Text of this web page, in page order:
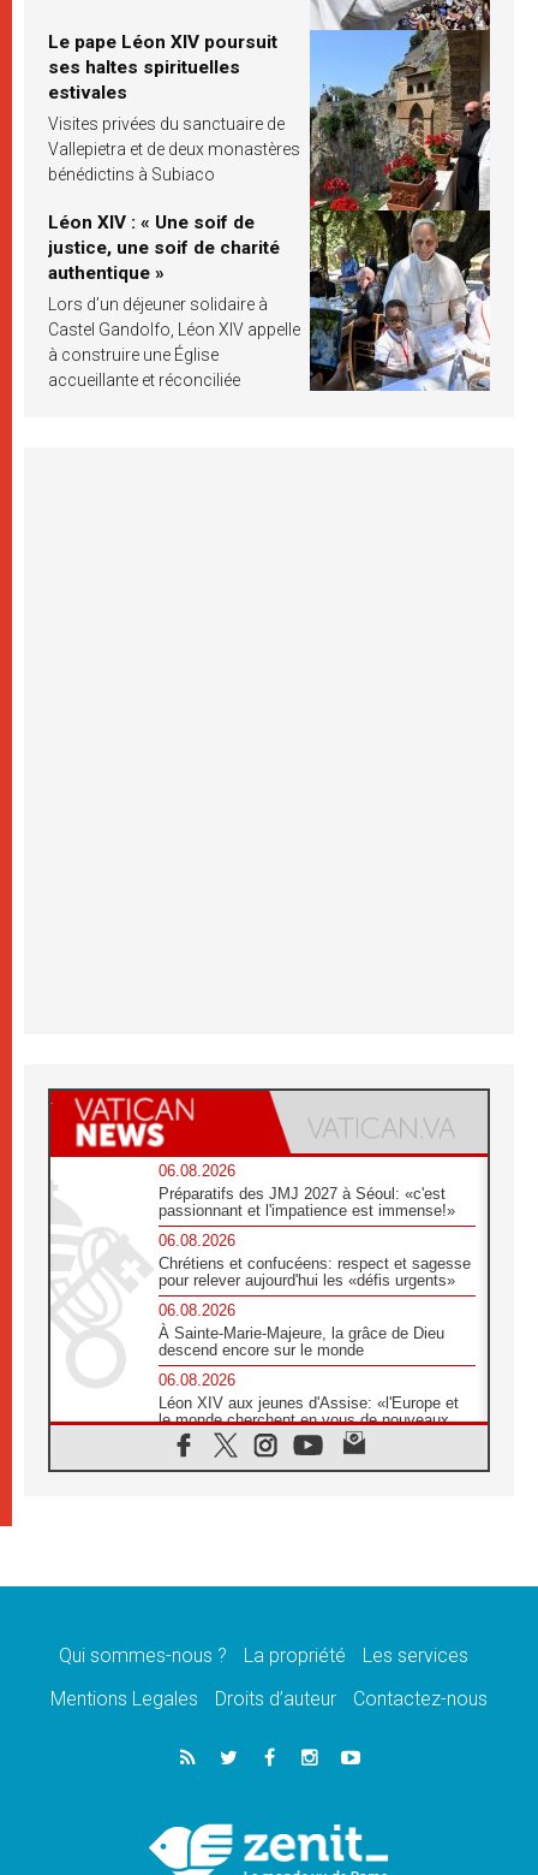
Le pape Léon XIV poursuit
ses haltes spirituelles
estivales
Visites privées du sanctuaire de
Vallepietra et de deux monastères
bénédictins à Subiaco
Léon XIV : « Une soif de
justice, une soif de charité
authentique »
Lors d’un déjeuner solidaire à
Castel Gandolfo, Léon XIV appelle
à construire une Église
accueillante et réconciliée
06.08.2026
Préparatifs des JMJ 2027 à Séoul: «c'est
passionnant et l'impatience est immense!»
06.08.2026
Chrétiens et confucéens: respect et sagesse
pour relever aujourd'hui les «défis urgents»
06.08.2026
À Sainte-Marie-Majeure, la grâce de Dieu
descend encore sur le monde
06.08.2026
Léon XIV aux jeunes d'Assise: «l'Europe et
le monde cherchent en vous de nouveaux
saints»
06.08.2026
«construire la civilisation de l'amour»
La visite du Pape en Argentine portera «un
05.08.2026
«La visite du Pape en Uruguay renforcera
Le nonce en Ukraine: «Il est inquiétant
d'entendre ceux qui bénissent la guerre»
Qui sommes-nous ? La propriété
Les services
Mentions Legales
Droits d’auteur Contactez-nous